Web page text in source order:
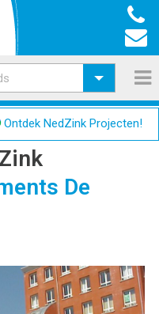
De Poort
De
Ontdek NedZink Projecten!